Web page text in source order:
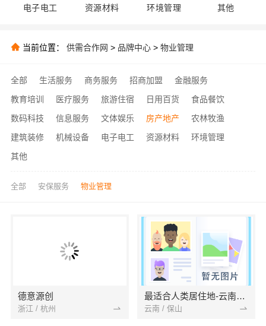
电子电工 资源材料 环境管理 其他
当前位置： 供需合作网 > 品牌中心 > 物业管理
全部 生活服务 商务服务 招商加盟
金融服务
教育培训
医疗服务 旅游住宿 日用百货
食品餐饮
数码科技
信息服务 文体娱乐 房产地产
农林牧渔
建筑装修
机械设备 电子电工 资源材料
环境管理
其他
全部 安保服务 物业管理
德意源创
浙江 / 杭州
最适合人类居住地-云南腾冲
云南 / 保山